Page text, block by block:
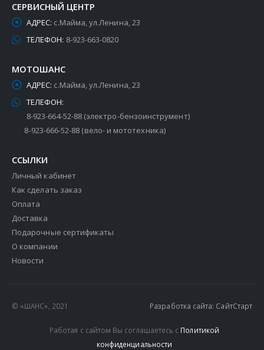
СЕРВИСНЫЙ ЦЕНТР
АДРЕС: с.Майма, ул.Ленина, 23
ТЕЛЕФОН: 8-923-663-0820
МОТОШАНС
АДРЕС: с.Майма, ул.Ленина, 23
ТЕЛЕФОН:
8-923-664-52-88 (электро-бензоинструмент)
8-923-666-52-88 (вело- и мототехника)
ССЫЛКИ
Личный кабинет
Как сделать заказ
Оплата
Доставка
Подарочные сертификаты
О компании
Новости
© «ШАНС», 2021 Разработка сайта: СайтСтарт
Работая с сайтом Вы соглашаетесь с Политикой
конфиденциальности